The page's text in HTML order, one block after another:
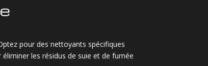
pour des nettoyants spécifiques
les résidus de suie et de fumée